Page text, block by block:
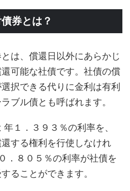
券とは？
は、償還日以外にあらかじ
可能な社債です。社債の償
択できる代りに金利は有利
ブル債とも呼ばれます。
１．３９３％の利率を、
する権利を行使しなけれ
．８０５％の利率が社債を
ることができます。